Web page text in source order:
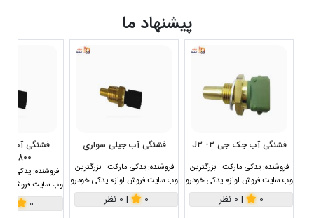
پیشنهاد ما
فشنگی آب جک جی 3- J3
فروشنده: یدکی مارکت | بزرگترین
وب سایت فروش لوازم یدکی خودرو
0
| 0 نظر
فشنگی آب جیلی سواری
فروشنده: یدکی مارکت | بزرگترین
وب سایت فروش لوازم یدکی خودرو
0
| 0 نظر
1800سی سی
فروشنده: یدکی
وب سایت فروش
0